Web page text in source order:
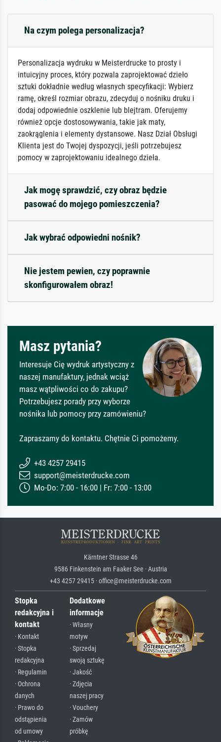
Na czym polega personalizacja?
Personalizacja wydruku w Meisterdrucke to prosty i
intuicyjny proces, który pozwala zaprojektować dzieło
sztuki dokładnie według własnych specyfikacji: Wybierz
ramę, określ rozmiar obrazu, zdecyduj o nośniku druku i
dodaj odpowiednie oszklenie lub blejtram. Oferujemy
również opcje dostosowywania, takie jak maty,
zaokrąglenia i elementy dystansowe. Nasz Dział Obsługi
Klienta jest do Twojej dyspozycji, jeśli potrzebujesz
pomocy w zaprojektowaniu idealnego dzieła.
Jak mogę sprawdzić, czy obraz będzie
pasować do mojego pomieszczenia?
Jak wybrać odpowiedni nośnik?
Nie jestem pewien, czy poprawnie
skonfigurowałem obraz!
Masz pytania?
Interesuje Cię wydruk artystyczny z
naszej manufaktury, jednak wciąż
masz wątpliwości co do zakupu?
Potrzebujesz porady przy wyborze
nośnika lub pomocy przy zamówieniu?
Zapraszamy do kontaktu. Chętnie Ci pomożemy.
+43 4257 29415
support@meisterdrucke.com
Mo-Do: 7:00 - 16:00 | Fr: 7:00 - 13:00
Kärntner Strasse 46
9586 Finkenstein am Faaker See · Austria
+43 4257 29415 · office@meisterdrucke.com
Stopka
redakcyjna i
kontakt
· Kontakt
· Stopka
redakcyjna
· Regulamin
· Ochrona
danych
· Prawo do
odstąpienia
od umowy
Dodatkowe
informacje
· Własny
motyw
· Sprzedaj
swoją sztukę
· Jakość
· Zdjęcia
naszej pracy
· Vouchery
· Zamów
próbkę